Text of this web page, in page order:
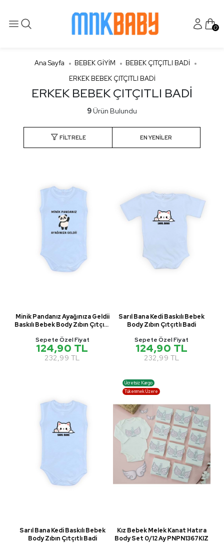
0
Ana Sayfa BEBEK GİYİM
BEBEK ÇITÇITLI BADİ
ERKEK BEBEK ÇITÇITLI BADİ
ERKEK BEBEK ÇITÇITLI BADİ
9Ürün Bulundu
FILTRELE
Minik Pandanız Ayağınıza Geldii
Baskılı Bebek Body Zıbın Çıtçıtlı
Sepete Özel Fiyat
124,90 TL
232,99 TL
Sarıl Bana Kedi Baskılı Bebek
Body Zıbın Çıtçıtlı Badi
Sepete Özel Fiyat
124,90 TL
232,99 TL
Sarıl Bana Kedi Baskılı Bebek
Body Zıbın Çıtçıtlı Badi
Ücretsiz Kargo
Tükenmek Üzere
Kız Bebek Melek Kanat Hatıra
Body Set 0/12 Ay PNPN1367KIZ